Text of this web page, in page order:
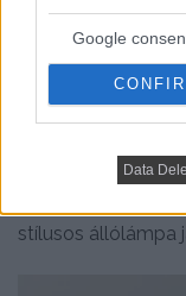
Google
Data
hangsúlyos,
tér magját. A
elhagyták,
dizájntárgyak
süllyesztett
stílusos állólámpa